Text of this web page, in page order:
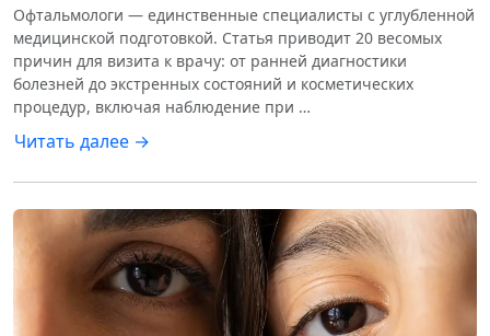
Офтальмологи — единственные специалисты с углубленной
медицинской подготовкой. Статья приводит 20 весомых
причин для визита к врачу: от ранней диагностики
болезней до экстренных состояний и косметических
процедур, включая наблюдение при …
Читать далее →